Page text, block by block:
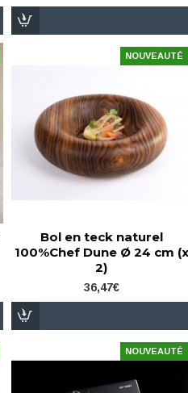
NOUVEAUTÉ
Bol en teck naturel
100%Chef Dune Ø 24 cm (x
2)
36,47€
NOUVEAUTÉ